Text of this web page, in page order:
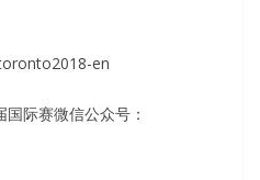
en
际赛微信公众号：